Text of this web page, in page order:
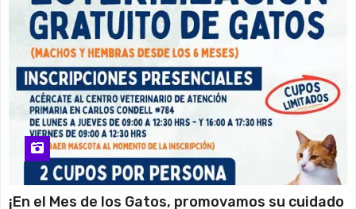
¡En el Mes de los Gatos, promovamos su cuidado